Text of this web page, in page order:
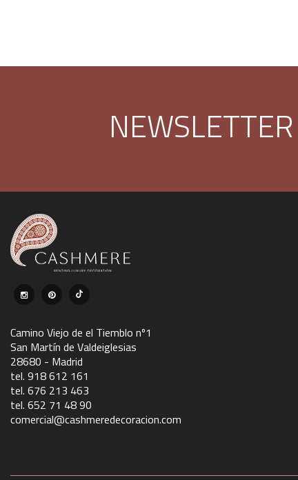
NEWSLETTER
Camino Viejo de el Tiemblo nº1
San Martín de Valdeiglesias
28680 - Madrid
tel. 918 612 161
tel. 676 213 463
tel. 652 71 48 90
comercial@cashmeredecoracion.com